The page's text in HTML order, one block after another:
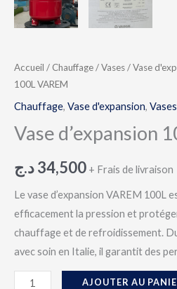
Accueil / Chauffage/Vases/Vase
100L VAREM
Chauffage, Vase d'expansion, Vases
Vase d’expansion
34,500د.ج + Frais de livraison
Le vase d’expansion VAREM 100L
efficacement la pression et
chauffage et de refroidissement.
avec soin en Italie, il garantit des
AJOUTER AU